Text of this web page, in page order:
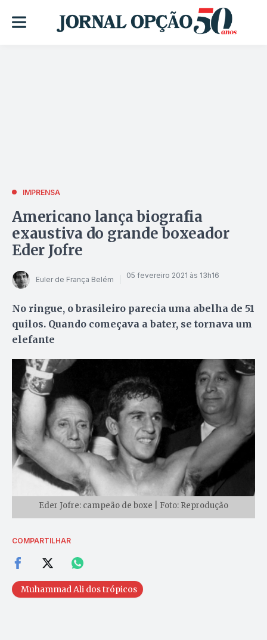
IMPRENSA
Americano lança biografia
exaustiva do grande boxeador
Eder Jofre
Euler de França Belém 05 fevereiro 2021 às 13h16
No ringue, o brasileiro parecia uma abelha de 51
quilos. Quando começava a bater, se tornava um
elefante
Eder Jofre: campeão de boxe | Foto: Reprodução
COMPARTILHAR
Muhammad Ali dos trópicos